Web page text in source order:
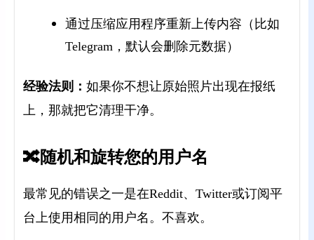
通过压缩应用程序重新上传内容（比如
Telegram，默认会删除元数据）
经验法则： 如果你不想让原始照片出现在报纸
上，那就把它清理干净。
🔀随机和旋转您的用户名
最常见的错误之一是在Reddit、Twitter或订阅平
台上使用相同的用户名。不喜欢。